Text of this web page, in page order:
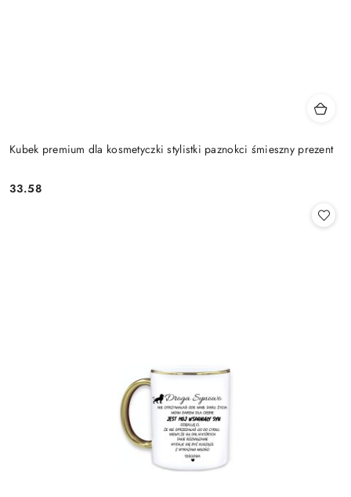
Kubek premium dla kosmetyczki stylistki paznokci śmieszny prezent
Cena:
33.58